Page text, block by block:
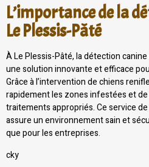
L’importance de la
Le Plessis-Pâté
À Le Plessis-Pâté, la détection
une solution innovante et efficace
Grâce à l’intervention de chiens
rapidement les zones infestées et
traitements appropriés. Ce service
assure un environnement sain et
que pour les entreprises.
cky